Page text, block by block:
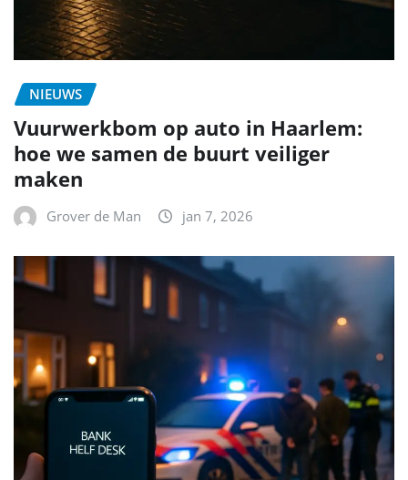
NIEUWS
Vuurwerkbom op auto in Haarlem:
hoe we samen de buurt veiliger
maken
Grover de Man jan 7, 2026